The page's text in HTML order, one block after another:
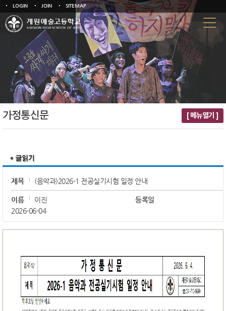
LOGIN JOIN SITEMAP
가정통신문 [ 메뉴열기 ]
제목 (음악과)2026-1 전공실기시험 일정 안내
이름 이진
등록일
2026-06-04